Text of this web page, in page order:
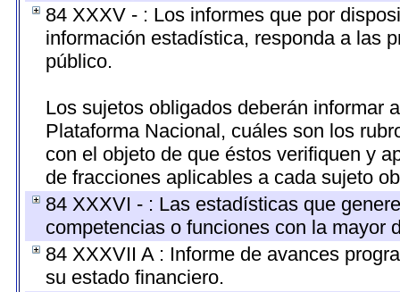
84 XXXV - : Los informes que por
información estadística, responda a las
público.
Los sujetos obligados deberán informar
Plataforma Nacional, cuáles son los
con el objeto de que éstos verifiquen y
de fracciones aplicables a cada sujeto
84 XXXVI - : Las estadísticas que
competencias o funciones con la mayor
84 XXXVII A : Informe de avances
su estado financiero.